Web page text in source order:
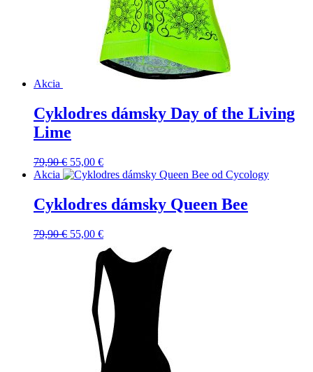
Akcia
Cyklodres dámsky Day of the Living
Lime
79,90€ Pôvodná
cena
79,90 €.
55,00 €Aktuálna
cena
55,00 €.
Akcia
Cyklodres dámsky Queen Bee
79,90€ Pôvodná
79,90 €.
55,00 €Aktuálna
cena
55,00 €.